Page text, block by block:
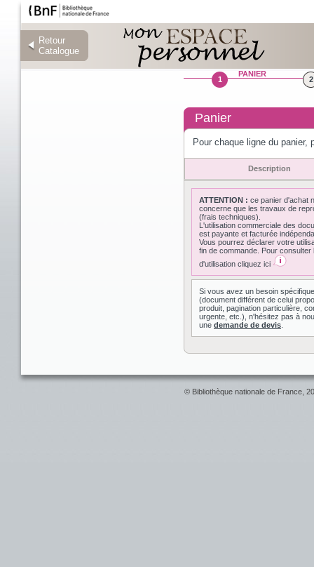
Retour
Catalogue
Retour
Catalogue
1
PANIER
2
Panier
Pour chaque ligne du
Description
ATTENTION : ce panier d'achat
concerne que les travaux de
(frais techniques).
L'utilisation commerciale des
est payante et facturée
Vous pourrez déclarer votre
fin de commande. Pour consulter
d'utilisation cliquez ici
Si vous avez un besoin spécifique
(document différent de celui
produit, pagination particulière,
urgente, etc.), n'hésitez pas à
une demande de devis
© Bibliothèque nationale de France,